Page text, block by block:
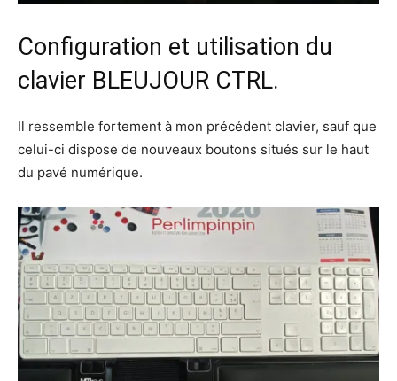
Configuration et utilisation du
clavier BLEUJOUR CTRL.
Il ressemble fortement à mon précédent clavier, sauf que
celui-ci dispose de nouveaux boutons situés sur le haut
du pavé numérique.